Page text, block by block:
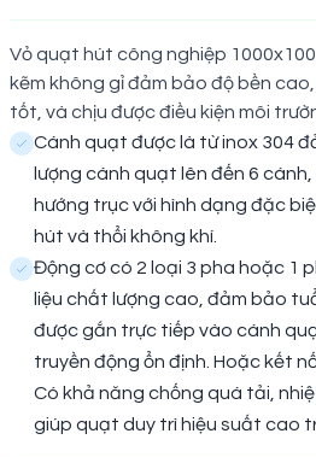
Vỏ quạt hút công nghiệp
kẽm không gỉ đảm bảo độ bền
tốt, và chịu được điều kiện môi
Cánh quạt được là từ inox 304
lượng cánh quạt lên đến 6
hướng trục với hình dạng đặc
hút và thổi không khí.
Động cơ có 2 loại 3 pha hoặc 1
liệu chất lượng cao, đảm bảo
được gắn trực tiếp vào cánh
truyền động ổn định. Hoặc kết
Có khả năng chống quá tải,
giúp quạt duy trì hiệu suất cao